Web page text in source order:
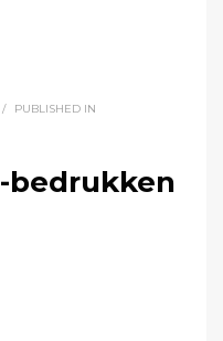
/ PUBLISHED IN
bedrukken